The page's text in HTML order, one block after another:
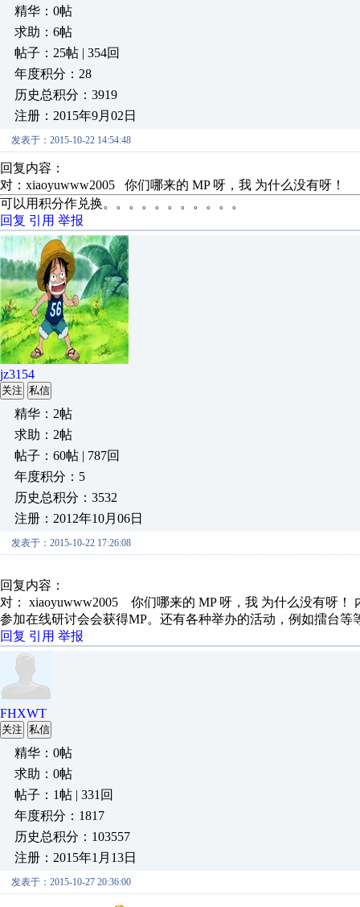
精华：0帖
求助：6帖
帖子：25帖 | 354回
年度积分：28
历史总积分：3919
注册：2015年9月02日
发表于：2015-10-22 14:54:48
回复内容：
对：xiaoyuwww2005 你们哪来的 MP 呀，我 为什么没有呀！
可以用积分作兑换。。。。。。。。。。。
回复 引用 举报
jz3154
关注 私信
精华：2帖
求助：2帖
帖子：60帖 | 787回
年度积分：5
历史总积分：3532
注册：2012年10月06日
发表于：2015-10-22 17:26:08
回复内容：
对： xiaoyuwww2005
你们哪来的 MP 呀，我 为什么没有呀！
参加在线研讨会会获得MP。还有各种举办的活动，例如擂台等
回复 引用 举报
FHXWT
关注 私信
精华：0帖
求助：0帖
帖子：1帖 | 331回
年度积分：1817
历史总积分：103557
注册：2015年1月13日
发表于：2015-10-27 20:36:00